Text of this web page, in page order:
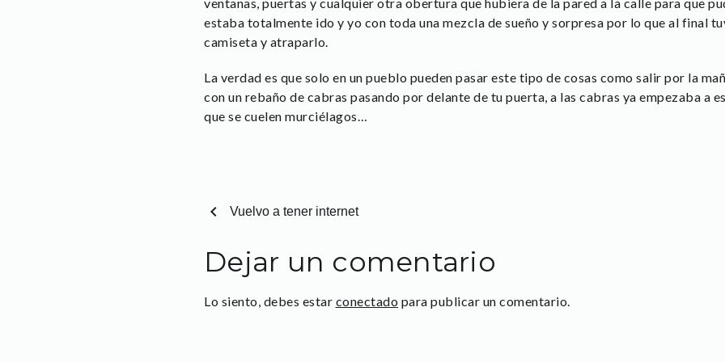
estaba totalmente ido y yo con toda una mezcla de sueño y sorpresa por lo que al final
camiseta y atraparlo.
La verdad es que solo en un pueblo pueden pasar este tipo de cosas como salir por la
con un rebaño de cabras pasando por delante de tu puerta, a las cabras ya empezaba a
que se cuelen murciélagos…
chevron_left Vuelvo a tener internet
Dejar un comentario
Lo siento, debes estar conectado para publicar un comentario.